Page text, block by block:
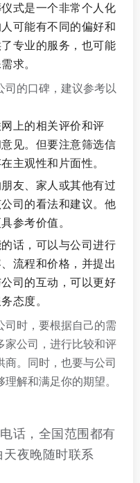
仪式是一个非常个人化
可能有不同的偏好和
专业的服务，也可能
求。
司的口碑，建议参考以
上的相关评价和评
见。但要注意筛选信
主观性和片面性。
朋友、家人或其他有过
司的看法和建议。他
参考价值。
的话，可以与公司进行
流程和价格，并提出
司的互动，可以更好
态度。
司时，要根据自己的需
家公司，进行比较和评
。同时，也要与公司
解和满足你的期望。
话，全国范围都有
夜晚随时联系